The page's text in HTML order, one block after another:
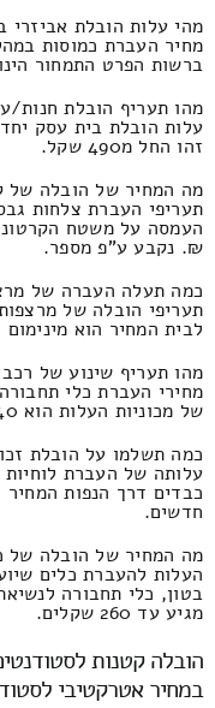
מהי עלות הובלת אביזרי
מחיר העברת כמוסות
ברשות הפרט התמחור הינו החל
מהו תעריף הובלת חנות/
עלות הובלת בית עסק
זהו החל מ490 שקל.
מה המחיר של הובלה של
תעריפי העברת צלחות
₪. נקבע ע"פ מספר.
כמה תעלה העברה של
תעריפי הובלה של
לבית המחיר הוא מינימום 410 שקלים חדשים.
מהו תעריף שינוע של
מחירי העברת כלי
של מכוניות העלות הוא 440 ולא יותר מ260 שקל חדש.
כמה תשלמו על הובלת
עלותה של העברת לוחיות
חדשים.
מה המחיר של הובלה של
מגיע עד 260 שקלים.
הובלה קטנות
במחיר אטרקטיבי